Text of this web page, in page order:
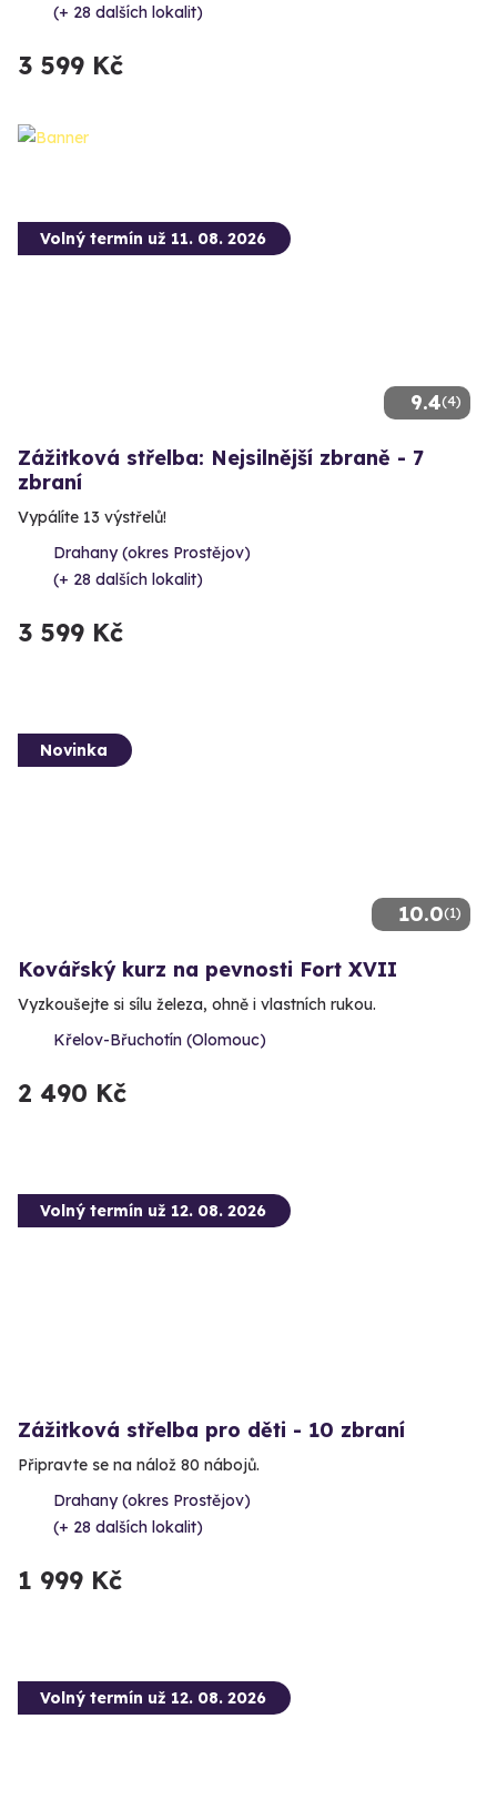
(+ 28 dalších lokalit)
3 599 Kč
9.4(4)
Volný termín už 11. 08. 2026
Zážitková střelba: Nejsilnější zbraně - 7
zbraní
Vypálíte 13 výstřelů!
Drahany (okres Prostějov)
(+ 28 dalších lokalit)
3 599 Kč
10.0(1)
Novinka
Kovářský kurz na pevnosti Fort XVII
Vyzkoušejte si sílu železa, ohně i vlastních rukou.
Křelov-Břuchotín (Olomouc)
2 490 Kč
Volný termín už 12. 08. 2026
Zážitková střelba pro děti - 10 zbraní
Připravte se na nálož 80 nábojů.
Drahany (okres Prostějov)
(+ 28 dalších lokalit)
1 999 Kč
Volný termín už 12. 08. 2026